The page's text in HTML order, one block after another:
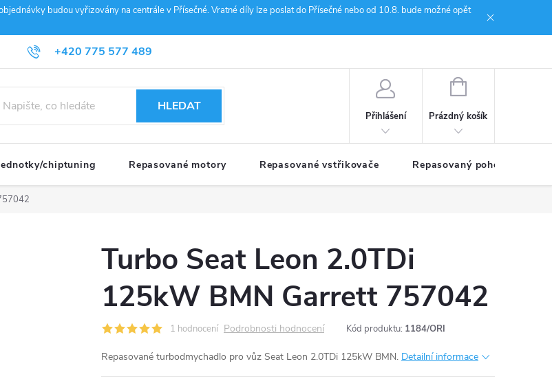
budou vyřizovány na centrále v Přísečné. Vratné díly lze poslat do Přísečné nebo od 10.8. bude možné opět
+420 775 577 489
info@janousek-motorsport.cz
Obchodní podmínky Reklamace
HLEDAT
Přihlášení
NÁKUPNÍ
Prázdný košík
chiptuning Repasované motory Repasované vstřikovače Repasovaný pohon TDM
Turbo Seat Leon 2.0TDi
125kW BMN Garrett 757042
1 hodnocení Podrobnosti hodnocení Kód produktu: 1184/ORI
Repasované turbodmychadlo pro vůz Seat Leon 2.0TDi 125kW BMN. Detailní informace